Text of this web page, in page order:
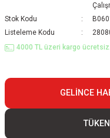
Stok Kodu
Listeleme Kodu
4000 TL üzeri kargo
GELINCE